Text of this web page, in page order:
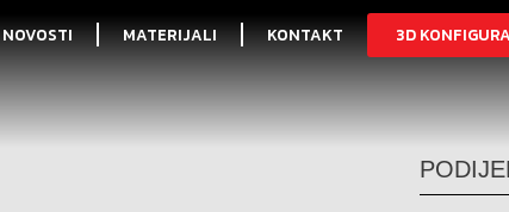
NOVOSTI MATERIJALI KONTAKT 3D